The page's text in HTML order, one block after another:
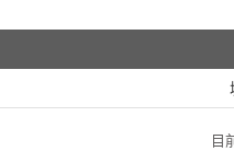
目